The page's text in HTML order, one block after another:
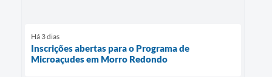
Há 3 dias
Inscrições abertas para o Programa de
Microaçudes em Morro Redondo